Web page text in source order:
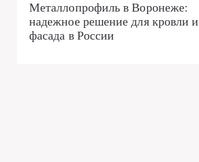
Металлопрофиль в Воронеже:
надежное решение для кровли и
фасада в России